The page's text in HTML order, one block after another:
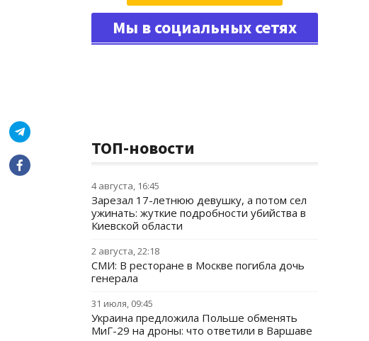
Мы в социальных сетях
ТОП-новости
4 августа, 16:45
Зарезал 17-летнюю девушку, а потом сел
ужинать: жуткие подробности убийства в
Киевской области
2 августа, 22:18
СМИ: В ресторане в Москве погибла дочь
генерала
31 июля, 09:45
Украина предложила Польше обменять
МиГ-29 на дроны: что ответили в Варшаве